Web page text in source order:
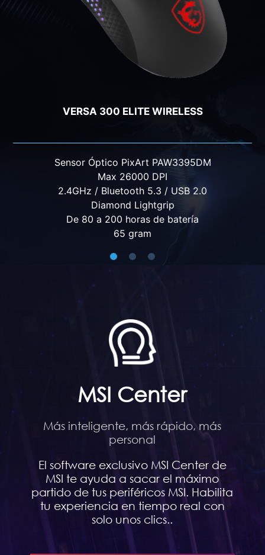
VERSA PRO WIRELESS
Sensor ÓpticoPixArt PAW-3395
Max 26000 DPI
2.4GHz / Bluetooth 5.3 / USB 2.0
Diamond Lightgrip
Hasta 80hrs de batería
98 gram
MSI Center
Más inteligente, más rápido, más
personal
El software exclusivo MSI Center de
MSI te ayuda a sacar el máximo
partido de tus periféricos MSI. Habilita
tu experiencia en tiempo real con
solo unos clics..